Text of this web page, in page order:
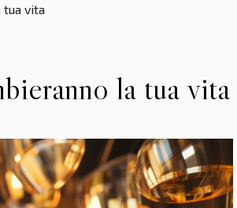
tua vita
la tua vita